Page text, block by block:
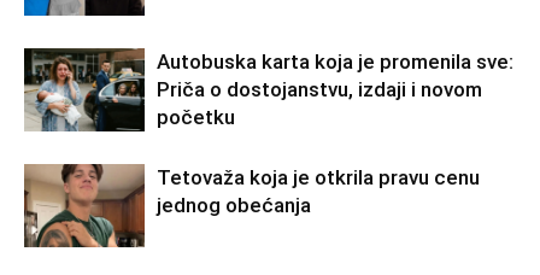
Autobuska karta koja je promenila sve:
Priča o dostojanstvu, izdaji i novom
početku
Tetovaža koja je otkrila pravu cenu
jednog obećanja